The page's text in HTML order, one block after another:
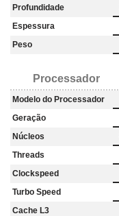
Profundidade
Espessura
Peso
Processador
Modelo do Processador
Geração
Núcleos
Threads
Clockspeed
Turbo Speed
Cache L3